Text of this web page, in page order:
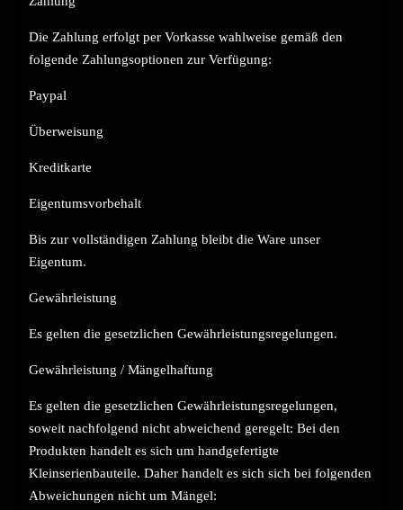
Die Zahlung erfolgt per Vorkasse wahlweise gemäß den
folgende Zahlungsoptionen zur Verfügung:
Paypal
Überweisung
Kreditkarte
Eigentumsvorbehalt
Bis zur vollständigen Zahlung bleibt die Ware unser
Eigentum.
Gewährleistung
Es gelten die gesetzlichen Gewährleistungsregelungen.
Gewährleistung / Mängelhaftung
Es gelten die gesetzlichen Gewährleistungsregelungen,
soweit nachfolgend nicht abweichend geregelt: Bei den
Produkten handelt es sich um handgefertigte
Kleinserienbauteile. Daher handelt es sich sich bei folgenden
Abweichungen nicht um Mängel: